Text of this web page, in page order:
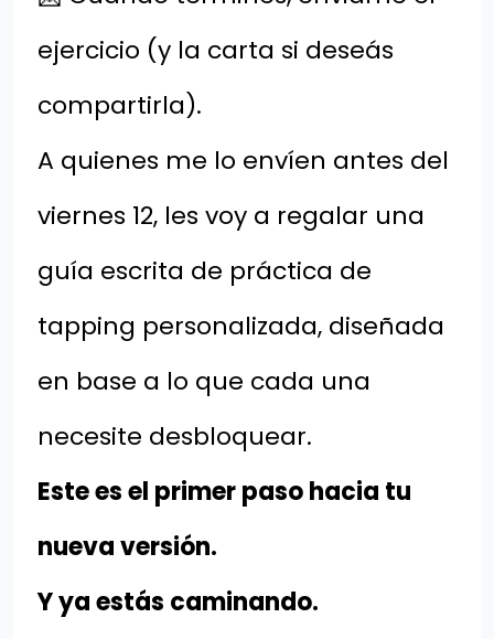
ejercicio (y la carta si deseás
compartirla).
A quienes me lo envíen antes del
viernes 12, les voy a regalar una
guía escrita de práctica de
tapping personalizada, diseñada
en base a lo que cada una
necesite desbloquear.
Este es el primer paso hacia tu
nueva versión.
Y ya estás caminando.